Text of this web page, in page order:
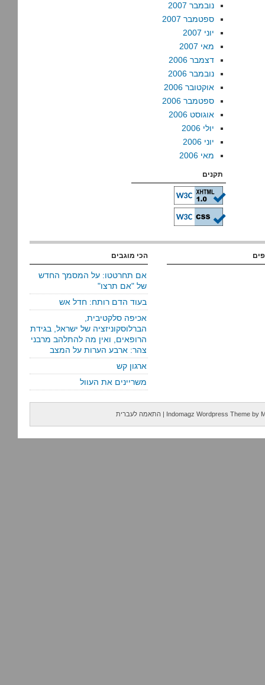
נובמבר 2007
ספטמבר 2007
יוני 2007
מאי 2007
דצמבר 2006
נובמבר 2006
אוקטובר 2006
ספטמבר 2006
אוגוסט 2006
יולי 2006
יוני 2006
מאי 2006
תקנים
הכי מוגבים
אם תחרטטו: על המסמך החדש
של "אם תרצו"
בעוד הדם רותח: חדל אש
אכיפה סלקטיבית,
הברלוסקוניזציה של ישראל, בגידת
הרופאים, ואין מה להתלהב מרבני
צהר: ארבע הערות על המצב
ארגון קש
משריינים את העוול
Indomagz Wordpress Theme by
| התאמה לעברית